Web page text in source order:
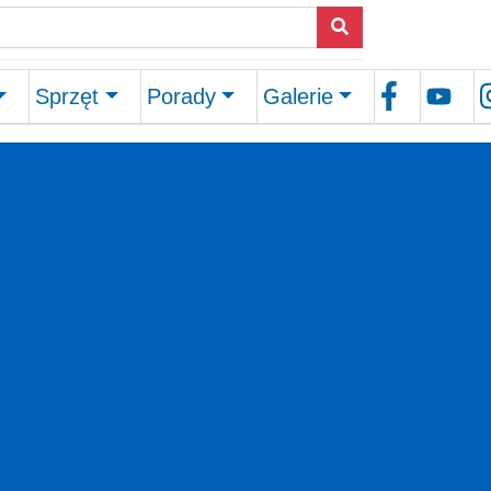
Sprzęt Porady Galerie